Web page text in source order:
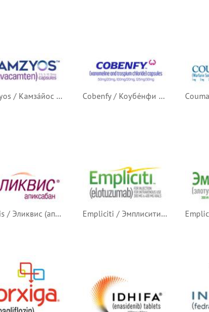
Camzyos / Камза́йос / Камзиос (мавакамтен) Cobenfy / Коубе́нфи / Кобенфи (ксаномелин + троспия хлорид)
Eliquis / Эликвис (апиксабан) — русский логотип Empliciti / Эмплисити (элотузумаб)